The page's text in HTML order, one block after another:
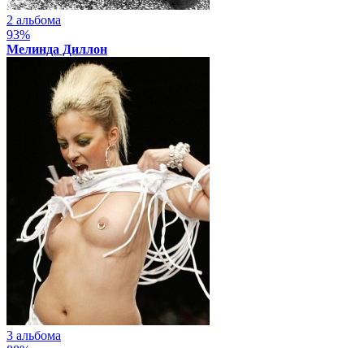
2 альбома
93%
Мелинда Диллон
3 альбома